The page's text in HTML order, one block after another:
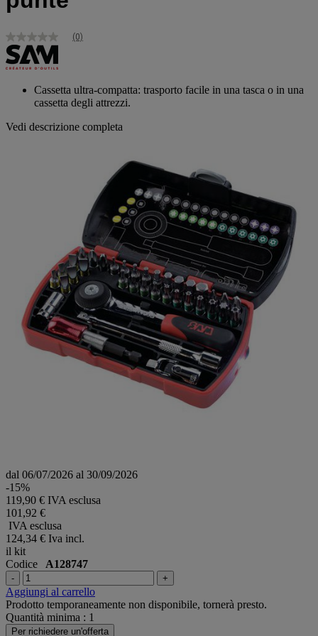
Nessuna
valutazione
Stesso
pagina.
(0)
Cassetta ultra-compatta: trasporto facile in una tasca o in una
cassetta degli attrezzi.
Vedi descrizione completa
dal 06/07/2026 al 30/09/2026
-15%
119,90 € IVA esclusa
101,92 €
IVA esclusa
124,34 € Iva incl.
il kit
Codice A128747
- +
Aggiungi al carrello
Prodotto temporaneamente non disponibile, tornerà presto.
Quantità minima : 1
Per richiedere un'offerta